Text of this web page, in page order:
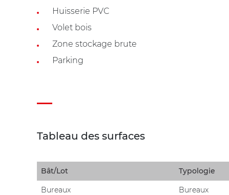
Huisserie PVC
Volet bois
Zone stockage brute
Parking
Tableau des surfaces
Bât/Lot Typologie
Bureaux Bureaux